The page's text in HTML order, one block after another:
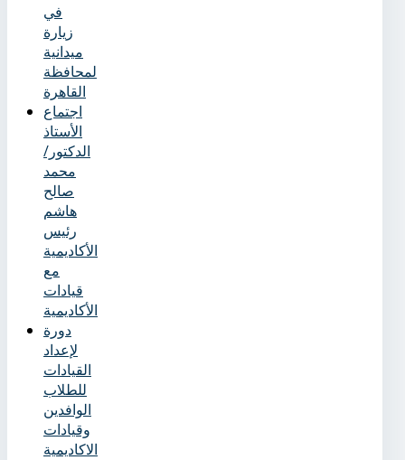
في
زيارة
ميدانية
لمحافظة
القاهرة
اجتماع
الأستاذ
الدكتور/
محمد
صالح
هاشم
رئيس
الأكاديمية
مع
قيادات
الأكاديمية
دورة
لإعداد
القيادات
للطلاب
الوافدين
وقيادات
الاكاديمية